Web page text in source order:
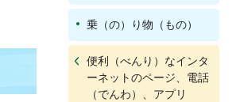
乗（の）り物（もの）
便利（べんり）なインタ
ーネットのページ、電話
（でんわ）、アプリ